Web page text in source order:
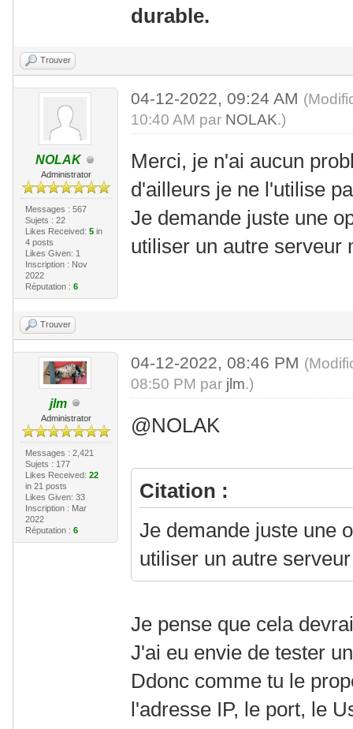
durable.
Trouver
NOLAK
Administrator
Messages : 567
Sujets : 22
Likes Received: 5in
4 posts
Likes Given: 1
Inscription : Nov
2022
Réputation : 6
04-12-2022, 09:24 AM
10:40 AM par NOLAK.)
Merci, je n'ai aucun
d'ailleurs je ne l'utilise
Je demande juste une
utiliser un autre serveur
Trouver
jlm
Administrator
Messages : 2,421
Sujets : 177
Likes Received: 22
in 21 posts
Likes Given: 33
Inscription : Mar
2022
Réputation : 6
04-12-2022, 08:46 PM
08:50 PM par jlm.)
@NOLAK
Citation :
Je demande juste une
utiliser un autre
Je pense que cela
J'ai eu envie de tester un
Ddonc comme tu le
l'adresse IP, le port, le